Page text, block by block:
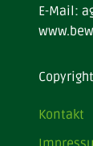
E-Mail:
Kontakt